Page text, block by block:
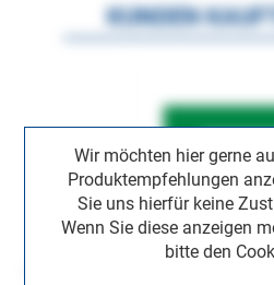
Wir möchten hier gerne
Produktempfehlungen
Sie uns hierfür keine
Wenn Sie diese anzeigen
bitte den
KUNDEN